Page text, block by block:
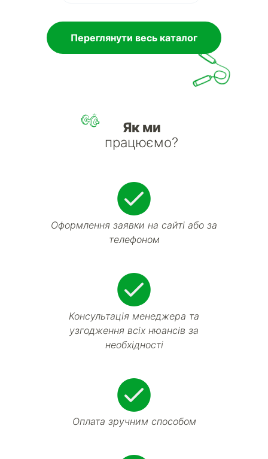
Переглянути весь каталог
Як ми
працюємо?
Оформлення заявки на сайті або за
телефоном
Консультація менеджера та
узгодження всіх нюансів за
необхідності
Оплата зручним способом